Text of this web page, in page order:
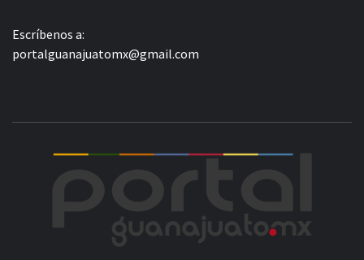
Escríbenos a:
portalguanajuatomx@gmail.com